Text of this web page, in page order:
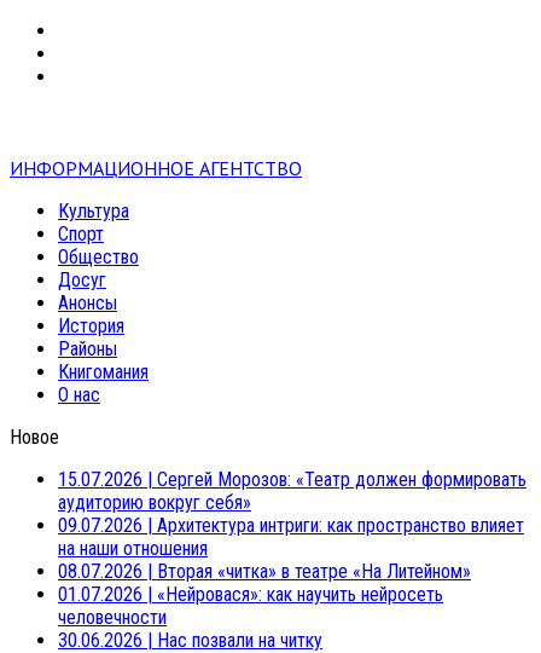
ИНФОРМАЦИОННОЕ АГЕНТСТВО
Культура
Спорт
Общество
Досуг
Анонсы
История
Районы
Книгомания
О нас
Новое
15.07.2026 | Сергей Морозов: «Театр должен формировать
аудиторию вокруг себя»
09.07.2026 | Архитектура интриги: как пространство влияет
на наши отношения
08.07.2026 | Вторая «читка» в театре «На Литейном»
01.07.2026 | «Нейровася»: как научить нейросеть
человечности
30.06.2026 | Нас позвали на читку